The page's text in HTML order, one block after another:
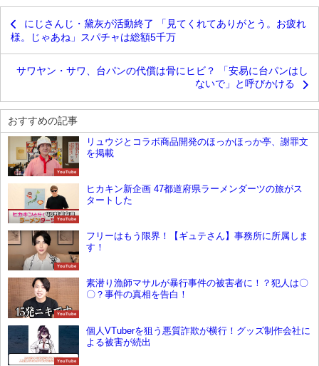
にじさんじ・黛灰が活動終了 「見てくれてありがとう。お疲れ
様。じゃあね」スパチャは総額5千万
サワヤン・サワ、台パンの代償は骨にヒビ？ 「安易に台パンはし
ないで」と呼びかける
おすすめの記事
YouTube
リュウジとコラボ商品開発のほっかほっか亭、謝罪文
を掲載
YouTube
ヒカキン新企画 47都道府県ラーメンダーツの旅がス
タートした
YouTube
フリーはもう限界！【ギュテさん】事務所に所属しま
す！
YouTube
素潜り漁師マサルが暴行事件の被害者に！？犯人は〇
〇？事件の真相を告白！
YouTube
個人VTuberを狙う悪質詐欺が横行！グッズ制作会社に
よる被害が続出